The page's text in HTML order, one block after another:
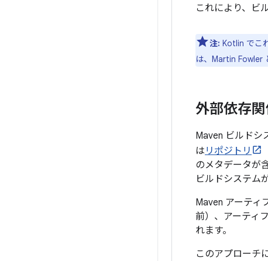
これにより、ビ
注: Kotlin でこ
は、Martin Fowler
外部依存
Maven ビルドシ
は リポジトリ
のメタデータが
ビルドシステム
Maven アーティ
前）、アーティ
れます。
このアプローチ